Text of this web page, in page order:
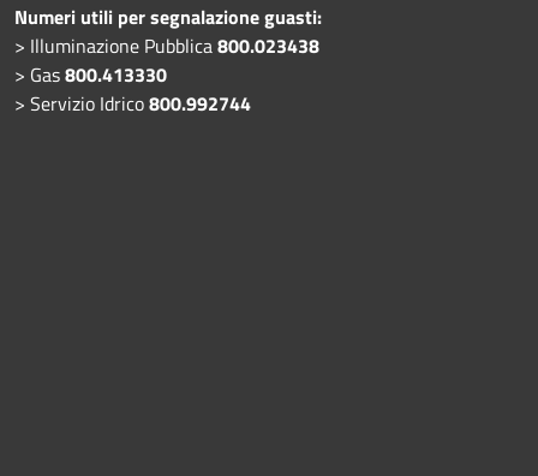
Numeri utili per segnalazione guasti:
> Illuminazione Pubblica800.023438
> Gas800.413330
> Servizio Idrico800.992744